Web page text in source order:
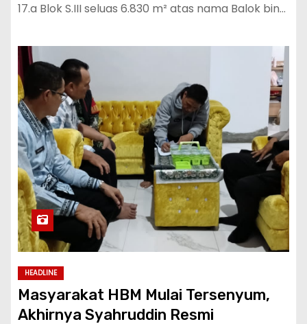
17.a Blok S.III seluas 6.830 m² atas nama Balok bin…
HEADLINE
Masyarakat HBM Mulai Tersenyum,
Akhirnya Syahruddin Resmi